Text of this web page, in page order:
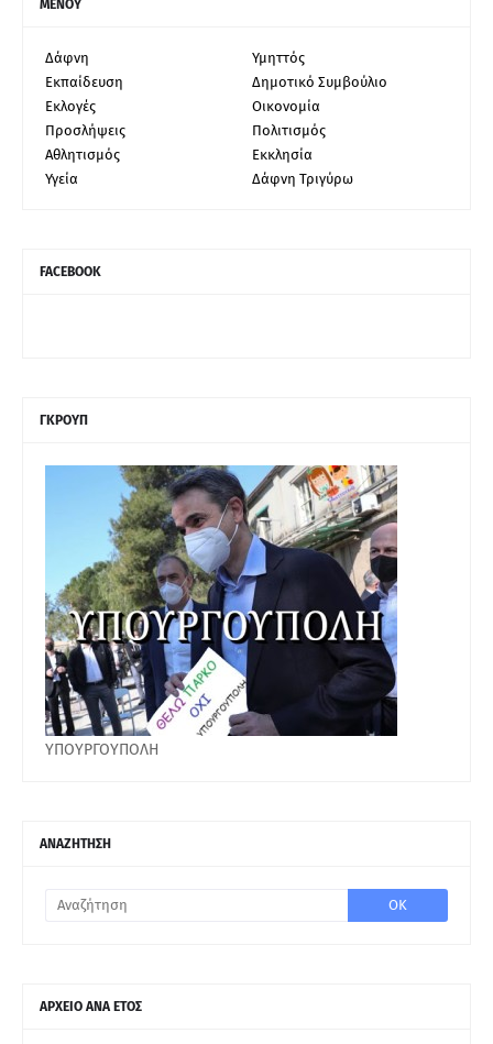
ΜΕΝΟΥ
Δάφνη
Υμηττός
Εκπαίδευση
Δημοτικό Συμβούλιο
Εκλογές
Οικονομία
Προσλήψεις
Πολιτισμός
Αθλητισμός
Εκκλησία
Υγεία
Δάφνη Τριγύρω
FACEBOOK
ΓΚΡΟΥΠ
ΥΠΟΥΡΓΟΥΠΟΛΗ
ΑΝΑΖΗΤΗΣΗ
ΑΡΧΕΙΟ ΑΝΑ ΕΤΟΣ